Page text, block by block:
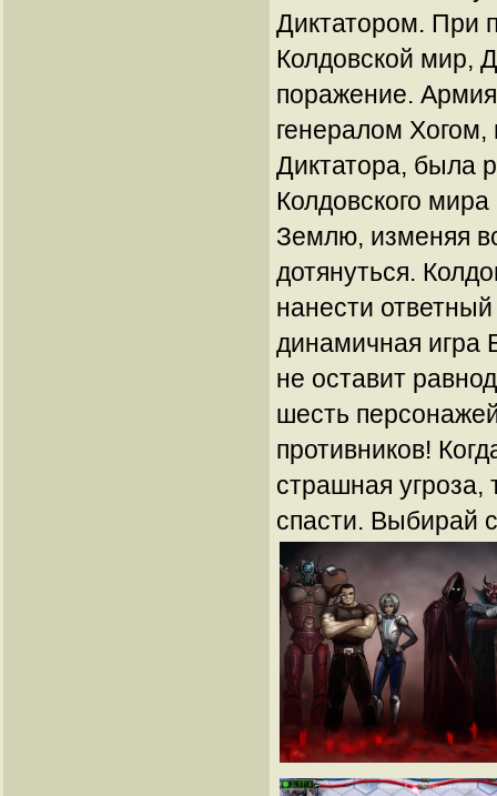
Диктатором. При
Колдовской мир,
поражение. Армия
генералом Хогом,
Диктатора, была
Колдовского
Землю, изменяя
дотянуться.
нанести
динамичная игра
не оставит
шесть
противников!
страшная
спасти. Выбирай